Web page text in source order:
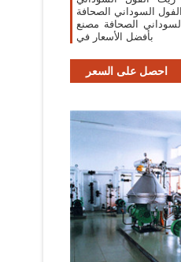
السوداني الصحافة
الصحافة مصنع
بأفضل الأسعار في
احصل على السعر